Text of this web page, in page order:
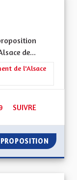
de...
l'Education et
de l'Alsace
49 ABONNÉS
SUIVRE
LE